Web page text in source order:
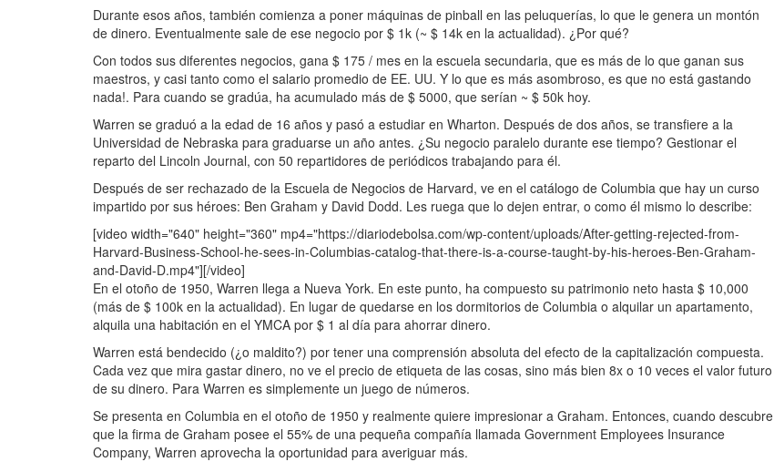
Durante esos años, también comienza a poner máquinas de pinball en las peluquerías, lo que le genera un montón
de dinero. Eventualmente sale de ese negocio por $ 1k (~ $ 14k en la actualidad). ¿Por qué?
Con todos sus diferentes negocios, gana $ 175 / mes en la escuela secundaria, que es más de lo que ganan sus
maestros, y casi tanto como el salario promedio de EE. UU. Y lo que es más asombroso, es que no está gastando
nada!. Para cuando se gradúa, ha acumulado más de $ 5000, que serían ~ $ 50k hoy.
Warren se graduó a la edad de 16 años y pasó a estudiar en Wharton. Después de dos años, se transfiere a la
Universidad de Nebraska para graduarse un año antes. ¿Su negocio paralelo durante ese tiempo? Gestionar el
reparto del Lincoln Journal, con 50 repartidores de periódicos trabajando para él.
Después de ser rechazado de la Escuela de Negocios de Harvard, ve en el catálogo de Columbia que hay un curso
impartido por sus héroes: Ben Graham y David Dodd. Les ruega que lo dejen entrar, o como él mismo lo describe:
[video width="640" height="360" mp4="https://diariodebolsa.com/wp-content/uploads/After-getting-rejected-from-
Harvard-Business-School-he-sees-in-Columbias-catalog-that-there-is-a-course-taught-by-his-heroes-Ben-Graham-
and-David-D.mp4"][/video]
En el otoño de 1950, Warren llega a Nueva York. En este punto, ha compuesto su patrimonio neto hasta $ 10,000
(más de $ 100k en la actualidad). En lugar de quedarse en los dormitorios de Columbia o alquilar un apartamento,
alquila una habitación en el YMCA por $ 1 al día para ahorrar dinero.
Warren está bendecido (¿o maldito?) por tener una comprensión absoluta del efecto de la capitalización compuesta.
Cada vez que mira gastar dinero, no ve el precio de etiqueta de las cosas, sino más bien 8x o 10 veces el valor futuro
de su dinero. Para Warren es simplemente un juego de números.
Se presenta en Columbia en el otoño de 1950 y realmente quiere impresionar a Graham. Entonces, cuando descubre
que la firma de Graham posee el 55% de una pequeña compañía llamada Government Employees Insurance
Company, Warren aprovecha la oportunidad para averiguar más.